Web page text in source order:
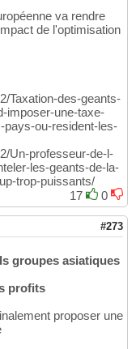
va rendre
de l'optimisation
Taxation-des-geants-
imposer-une-taxe-
pays-ou-resident-les-
Un-professeur-de-l-
les-geants-de-la-
trop-puissants/
17
0
#273
groupes asiatiques
profits
proposer une